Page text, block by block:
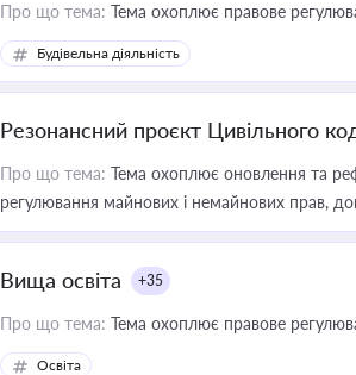
Про що тема: Тема охоплює правове
Будівельна діяльність
Резонансний проєкт Цивільного
Про що тема: Тема охоплює оновлення та
регулювання майнових і немайнових прав,
Вища освіта +35
Про що тема: Тема охоплює правове
Освіта